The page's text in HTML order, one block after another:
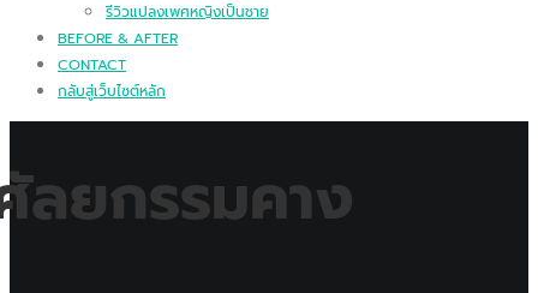
รีวิวแปลงเพศหญิงเป็นชาย
BEFORE & AFTER
CONTACT
กลับสู่เว็บไซต์หลัก
ลยกรรมคาง